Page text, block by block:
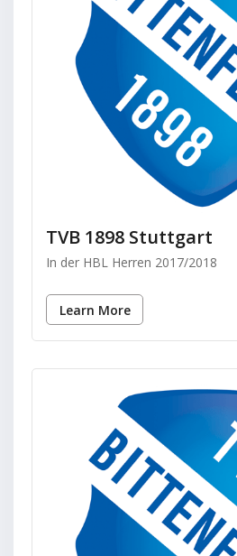
TVB 1898 Stuttgart
In der HBL Herren 2017/2018
Learn More